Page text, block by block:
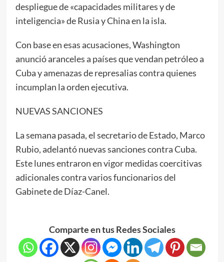
despliegue de «capacidades militares y de
inteligencia» de Rusia y China en la isla.
Con base en esas acusaciones, Washington
anunció aranceles a países que vendan petróleo a
Cuba y amenazas de represalias contra quienes
incumplan la orden ejecutiva.
NUEVAS SANCIONES
La semana pasada, el secretario de Estado, Marco
Rubio, adelantó nuevas sanciones contra Cuba.
Este lunes entraron en vigor medidas coercitivas
adicionales contra varios funcionarios del
Gabinete de Díaz-Canel.
Comparte en tus Redes Sociales